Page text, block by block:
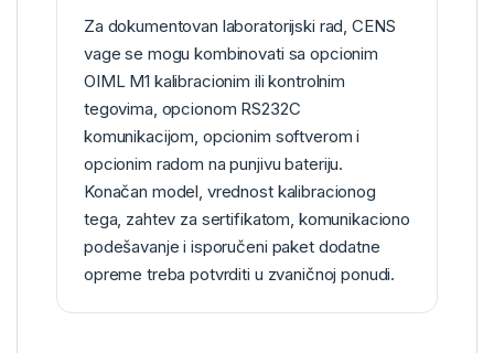
Za dokumentovan laboratorijski rad, CENS
vage se mogu kombinovati sa opcionim
OIML M1 kalibracionim ili kontrolnim
tegovima, opcionom RS232C
komunikacijom, opcionim softverom i
opcionim radom na punjivu bateriju.
Konačan model, vrednost kalibracionog
tega, zahtev za sertifikatom, komunikaciono
podešavanje i isporučeni paket dodatne
opreme treba potvrditi u zvaničnoj ponudi.